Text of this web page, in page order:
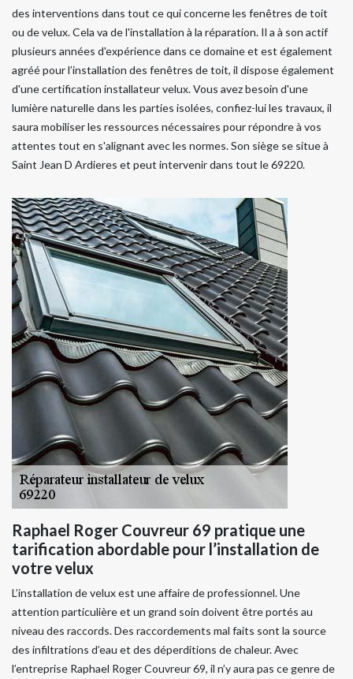
des interventions dans tout ce qui concerne les fenêtres de toit
ou de velux. Cela va de l'installation à la réparation. Il a à son actif
plusieurs années d'expérience dans ce domaine et est également
agréé pour l’installation des fenêtres de toit, il dispose également
d'une certification installateur velux. Vous avez besoin d'une
lumière naturelle dans les parties isolées, confiez-lui les travaux, il
saura mobiliser les ressources nécessaires pour répondre à vos
attentes tout en s'alignant avec les normes. Son siège se situe à
Saint Jean D Ardieres et peut intervenir dans tout le 69220.
Raphael Roger Couvreur 69 pratique une
tarification abordable pour l’installation de
votre velux
L’installation de velux est une affaire de professionnel. Une
attention particulière et un grand soin doivent être portés au
niveau des raccords. Des raccordements mal faits sont la source
des infiltrations d’eau et des déperditions de chaleur. Avec
l’entreprise Raphael Roger Couvreur 69, il n’y aura pas ce genre de